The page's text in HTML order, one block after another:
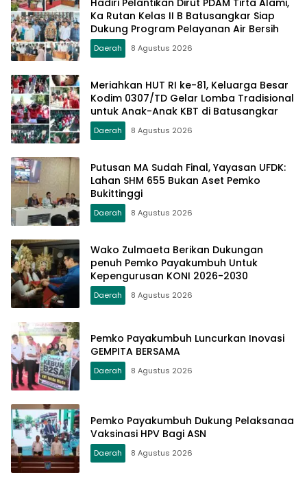
Ka Rutan Kelas II B Batusangkar Siap
Dukung Program Pelayanan Air Bersih
Daerah 8 Agustus 2026
Meriahkan HUT RI ke-81, Keluarga Besar
Kodim 0307/TD Gelar Lomba Tradisional
untuk Anak-Anak KBT di Batusangkar
Daerah 8 Agustus 2026
Putusan MA Sudah Final, Yayasan UFDK:
Lahan SHM 655 Bukan Aset Pemko
Bukittinggi
Daerah 8 Agustus 2026
Wako Zulmaeta Berikan Dukungan
penuh Pemko Payakumbuh Untuk
Kepengurusan KONI 2026-2030
Daerah 8 Agustus 2026
Pemko Payakumbuh Luncurkan Inovasi
GEMPITA BERSAMA
Daerah 8 Agustus 2026
Pemko Payakumbuh Dukung Pelaksanaa
Vaksinasi HPV Bagi ASN
Daerah 8 Agustus 2026